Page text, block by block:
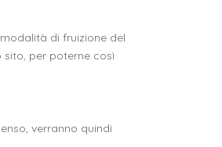
di fruizione del
per poterne così
verranno quindi